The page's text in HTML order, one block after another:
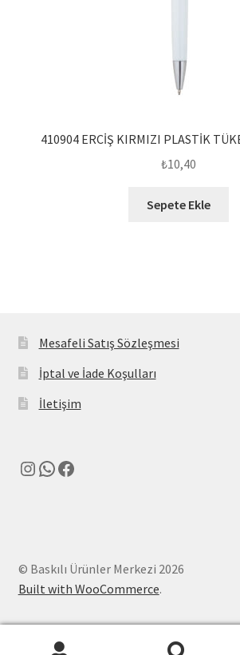
410904 ERCİŞ KIRMIZI PLASTİK
₺10,40
Sepete Ekle
Mesafeli Satış Sözleşmesi
İptal ve İade Koşulları
İletişim
Instagram
WhatsApp
Facebook
© Baskılı Ürünler Merkezi 2026
Built with WooCommerce.